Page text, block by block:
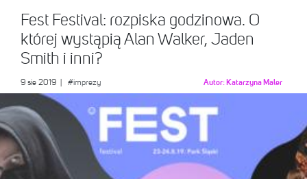
Fest Festival: rozpiska godzinowa. O
której wystąpią Alan Walker, Jaden
Smith i inni?
9 sie 2019 #imprezy Autor: Katarzyna Maler